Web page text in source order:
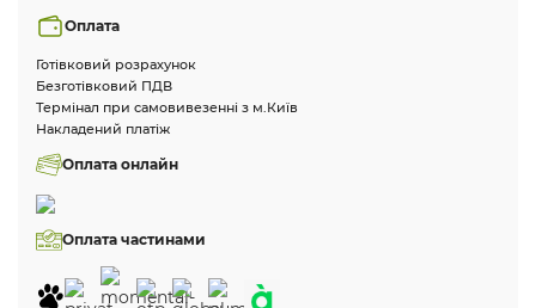
Оплата
Готівковий розрахунок
Безготівковий ПДВ
Термінал при самовивезенні з м.Київ
Накладений платіж
Оплата онлайн
Оплата частинами